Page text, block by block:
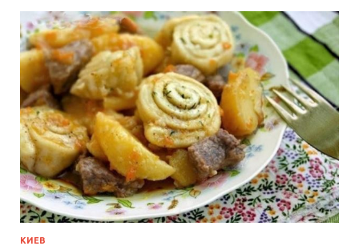
КИЕВ